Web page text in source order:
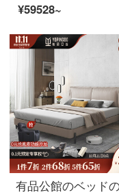
¥59528~